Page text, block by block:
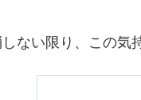
ない限り、この気